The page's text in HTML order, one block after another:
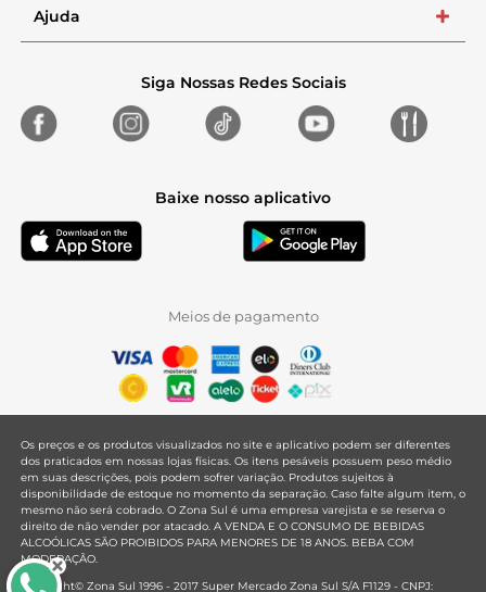
Ajuda +
Siga Nossas Redes Sociais
Baixe nosso aplicativo
Meios de pagamento
Os preços e os produtos visualizados no site e aplicativo podem ser diferentes
dos praticados em nossas lojas físicas. Os itens pesáveis possuem peso médio
em suas descrições, pois podem sofrer variação. Produtos sujeitos à
disponibilidade de estoque no momento da separação. Caso falte algum item, o
mesmo não será cobrado. O Zona Sul é uma empresa varejista e se reserva o
direito de não vender por atacado. A VENDA E O CONSUMO DE BEBIDAS
ALCOÓLICAS SÃO PROIBIDOS PARA MENORES DE 18 ANOS. BEBA COM
MODERAÇÃO.
Copyright© Zona Sul 1996 - 2017 Super Mercado Zona Sul S/A F1129 - CNPJ: